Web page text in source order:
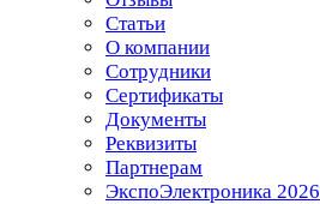
Статьи
О компании
Сотрудники
Сертификаты
Документы
Реквизиты
Партнерам
ЭкспоЭлектроника 2026